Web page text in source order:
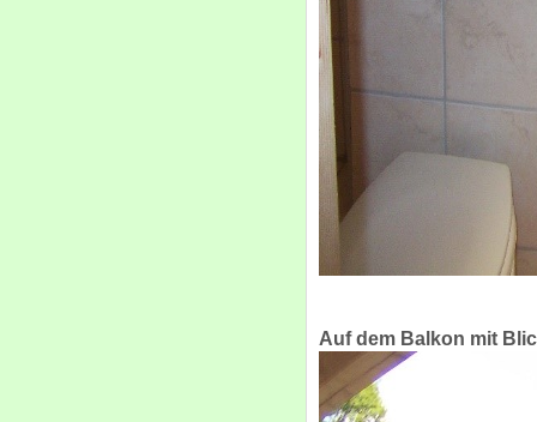
Auf dem Balkon mit